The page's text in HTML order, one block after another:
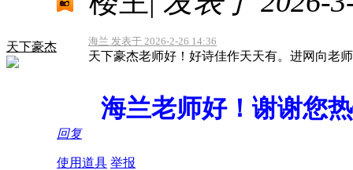
天下豪杰 海兰 发表于 2026-2-26 14:36
天下豪杰老师好！好诗佳作天天有。进网向老
海兰老师好！谢谢您热
回复
使用道具 举报